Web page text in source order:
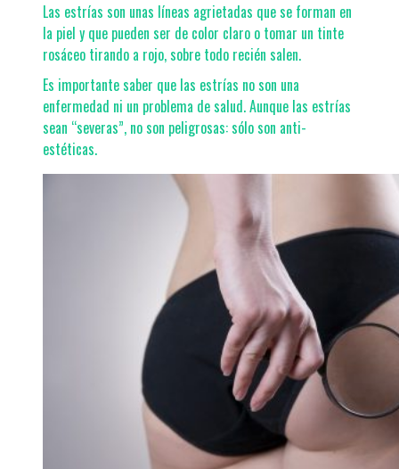
Las estrías son unas líneas agrietadas que se forman en
la piel y que pueden ser de color claro o tomar un tinte
rosáceo tirando a rojo, sobre todo recién salen.
Es importante saber que las estrías no son una
enfermedad ni un problema de salud. Aunque las estrías
sean “severas”, no son peligrosas: sólo son anti-
estéticas.